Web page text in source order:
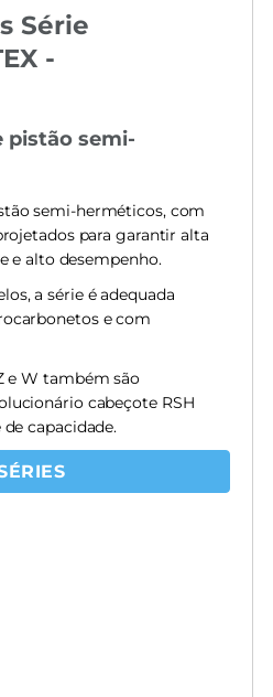
Série
-
pistão semi-
semi-herméticos, com
para garantir alta
e alto desempenho.
a série é adequada
e com
e W também são
cabeçote RSH
capacidade.